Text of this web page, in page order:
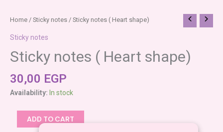
Home / Sticky notes / Sticky notes ( Heart shape)
Sticky notes
Sticky notes ( Heart shape)
30,00 EGP
Availability: In stock
Sticky
(
Heart
quantity
ADD TO CART